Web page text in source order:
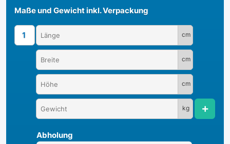
Maße und Gewicht inkl. Verpackung
1 cm
cm
cm
kg
Abholung